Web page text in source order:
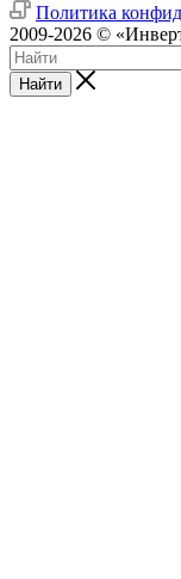
Политика
2009-2026 ©
Найти